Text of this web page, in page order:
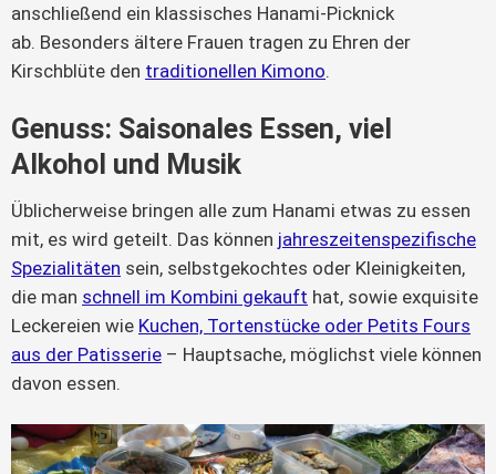
anschließend ein klassisches Hanami-Picknick
ab. Besonders ältere Frauen tragen zu Ehren der
Kirschblüte den traditionellen Kimono.
Genuss: Saisonales Essen, viel
Alkohol und Musik
Üblicherweise bringen alle zum Hanami etwas zu essen
mit, es wird geteilt. Das können jahreszeitenspezifische
Spezialitäten sein, selbstgekochtes oder Kleinigkeiten,
die man schnell im Kombini gekauft hat, sowie exquisite
Leckereien wie Kuchen, Tortenstücke oder Petits Fours
aus der Patisserie – Hauptsache, möglichst viele können
davon essen.